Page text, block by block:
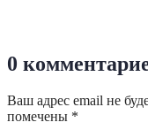
0
Ваш адрес email не
помечены *